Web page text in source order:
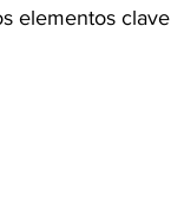
elementos clave